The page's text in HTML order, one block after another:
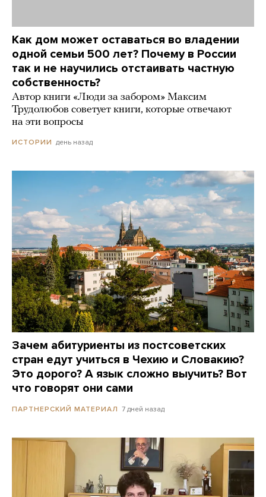
Как дом может оставаться во владении
одной семьи 500 лет? Почему в России
так и не научились отстаивать частную
собственность?
Автор книги «Люди за забором» Максим
Трудолюбов советует книги, которые отвечают
на эти вопросы
ИСТОРИИ день назад
Зачем абитуриенты из постсоветских
стран едут учиться в Чехию и Словакию?
Это дорого? А язык сложно выучить? Вот
что говорят они сами
ПАРТНЕРСКИЙ МАТЕРИАЛ 7 дней назад